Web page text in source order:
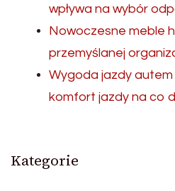
wpływa na wybór
Nowoczesne meble
przemyślanej
Wygoda jazdy autem
komfort jazdy na co
Kategorie